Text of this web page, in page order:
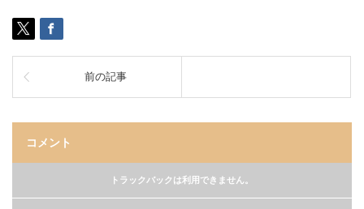
前の記事
コメント
トラックバックは利用できません。